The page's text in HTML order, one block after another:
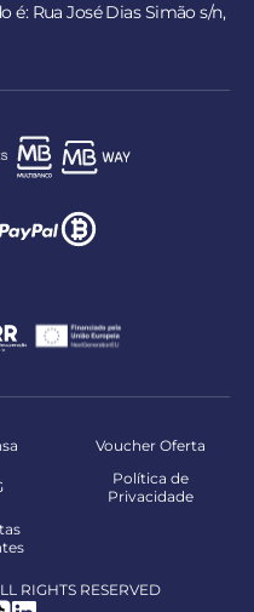
Rua José Dias Simão s/n,
Voucher Oferta
Política de
Privacidade
RIGHTS RESERVED